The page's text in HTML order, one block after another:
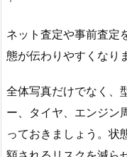
ネット査定や事前査定
態が伝わりやすくなり
全体写真だけでなく、
ー、タイヤ、エンジン
っておきましょう。状